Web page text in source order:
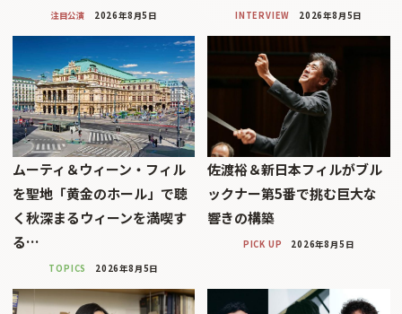
注目公演 2026年8月5日 INTERVIEW 2026年8月5日
ムーティ＆ウィーン・フィル
を聖地「黄金のホール」で聴
く秋深まるウィーンを満喫す
る…
TOPICS 2026年8月5日
佐渡裕＆新日本フィルがブル
ックナー第5番で挑む巨大な
響きの構築
PICK UP 2026年8月5日